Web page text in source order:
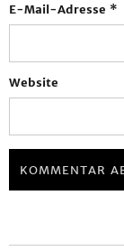
E-Mail-Adresse *
Website